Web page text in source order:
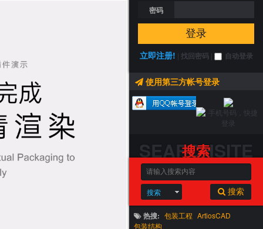
密码
登录
立即注册! | 找回密码| 自动登录
使用第三方帐号登录
SEARCHSITE
搜索
搜索 搜索
热搜: 包装工程 ArtiosCAD
包装结构